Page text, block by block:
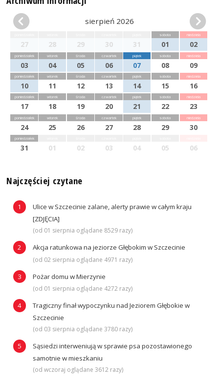
sierpień 2026
27 28 29 30 31
sobota
01
niedziela
02
poniedziałek
03
wtorek
04
środa
05
czwartek
06
piątek
07
sobota
08
niedziela
09
poniedziałek
10
wtorek
11
środa
12
czwartek
13
piątek
14
sobota
15
niedziela
16
poniedziałek
17
wtorek
18
środa
19
czwartek
20
piątek
21
sobota
22
niedziela
23
poniedziałek
24
wtorek
25
środa
26
czwartek
27
piątek
28
sobota
29
niedziela
30
poniedziałek
31 01 02 03 04 05 06
Najczęściej czytane
Ulice w Szczecinie zalane, alerty prawie w całym kraju
[ZDJĘCIA]
(od 01 sierpnia oglądane 8529 razy)
Akcja ratunkowa na jeziorze Głębokim w Szczecinie
(od 02 sierpnia oglądane 4971 razy)
Pożar domu w Mierzynie
(od 01 sierpnia oglądane 4272 razy)
Tragiczny finał wypoczynku nad Jeziorem Głębokie w
Szczecinie
(od 03 sierpnia oglądane 3780 razy)
Sąsiedzi interweniują w sprawie psa pozostawionego
samotnie w mieszkaniu
(od wczoraj oglądane 3612 razy)